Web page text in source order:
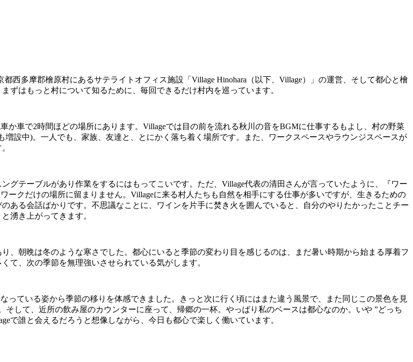
西多摩郡檜原村にあるサテライトオフィス施設「 Village Hinohara （以下、 Village）」の運営、そして都心と檜
ずはもっと村について知るために、毎回できるだけ村内を巡っています。
か車で2時間ほどの場所にあります。 Villageでは目の前を流れる秋川の音をBGMに仕事するもよし、村の野菜
増設中)。一人でも、家族、友達と、とにかく落ち着く場所です。また、ワークスペースやラウンジスペースが
グテーブルがあり作業をするにはもってこいです。ただ、 Village代表の清田さんが言っていたように、『ワー
ークだけの場所に留まりません。 Villageに来る村人たちも自然を相手にする仕事が多いですが、生きるための
ある会話ばかりです。不思議なことに、ワインを片手に焚き火を囲んでいると、自分のやりたかったことチー
湧き上がってきます。
、朝晩は冬のような寒さでした。都心にいると季節の変わり目を感じるのは、まだ暑い時期から始まる厚着フ
て、次の季節を無理強いさせられている気がします。
っている姿から季節の移りを体感できました。きっと次に行く頃にはまた違う風景で、また同じこの景色を見
して、近所の飲み屋のカウンターに座って、帰郷の一杯。やっぱり私のベースは都心なのか。いや ”どっち
で誰と会えるだろうと想像しながら、今日も都心で楽しく働いています。